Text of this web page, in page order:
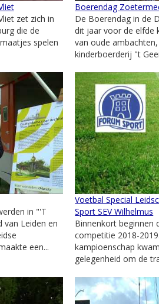
zet zich in
die de
spelen
Boerendag
De Boerendag in de
dit jaar voor de elfde
van oude
kinderboerderij "t
in "'T
van Leiden en
een...
Voetbal Special
Sport SEV Wilhelmus
Binnenkort beginnen
competitie 2018-
kampioenschap
gelegenheid om de